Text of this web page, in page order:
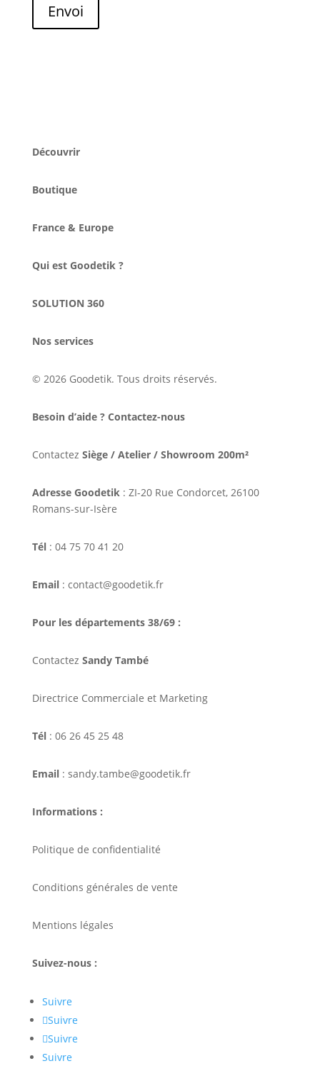
Envoi
Découvrir
Boutique
France & Europe
Qui est Goodetik ?
SOLUTION 360
Nos services
© 2026 Goodetik. Tous droits réservés.
Besoin d’aide ? Contactez-nous
Contactez Siège / Atelier / Showroom 200m²
Adresse Goodetik: ZI-20 Rue Condorcet, 26100
Romans-sur-Isère
Tél: 04 75 70 41 20
Email: contact@goodetik.fr
Pour les départements 38/69 :
Contactez Sandy També
Directrice Commerciale et Marketing
Tél: 06 26 45 25 48
Email: sandy.tambe@goodetik.fr
Informations :
Politique de confidentialité
Conditions générales de vente
Mentions légales
Suivez-nous :
Suivre
Suivre
Suivre
Suivre